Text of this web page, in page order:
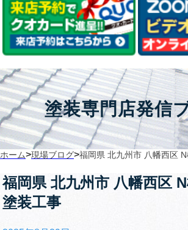
塗装専門店発信
ホーム>現場ブログ>福岡県 北九州市 八幡西区
福岡県 北九州市 八幡西区
塗装工事